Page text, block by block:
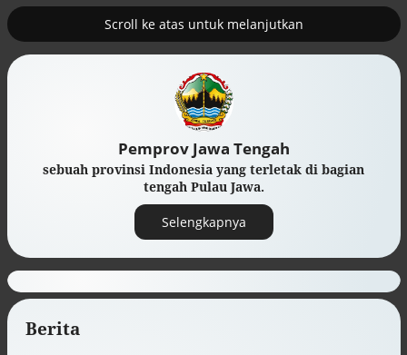
Scroll ke atas untuk melanjutkan
Pemprov Jawa Tengah
sebuah provinsi Indonesia yang terletak di bagian
tengah Pulau Jawa.
Selengkapnya
Berita
Tambahan TKD menggerakkan 42
kegiatan di Lhokseumawe